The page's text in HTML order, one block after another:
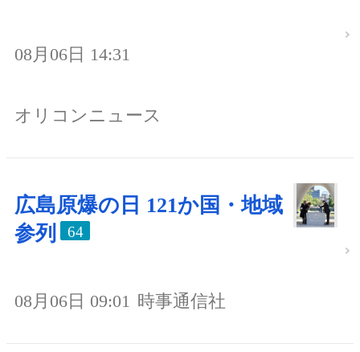
08月06日 14:31
オリコンニュース
広島原爆の日 121か国・地域
参列
64
08月06日 09:01 時事通信社